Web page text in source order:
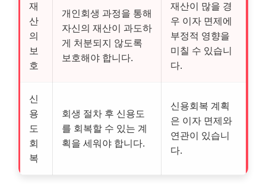
재
산
의
보
호
개인회생 과정을 통해
자신의 재산이 과도하
게 처분되지 않도록
보호해야 합니다.
재산이 많을 경
우 이자 면제에
부정적 영향을
미칠 수 있습니
다.
신
용
도
회
복
회생 절차 후 신용도
를 회복할 수 있는 계
획을 세워야 합니다.
신용회복 계획
은 이자 면제와
연관이 있습니
다.